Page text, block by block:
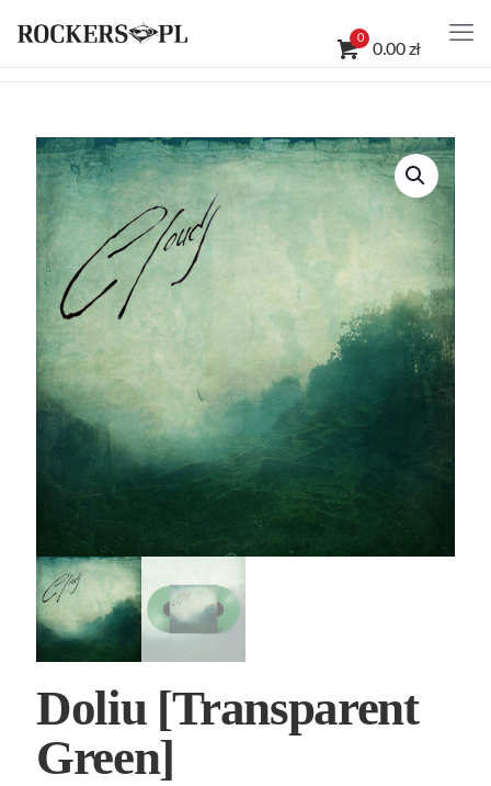
0
0.00 zł
Doliu [Transparent
Green]